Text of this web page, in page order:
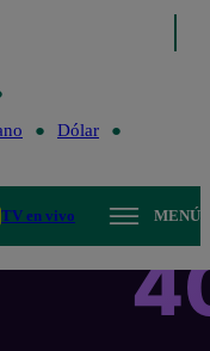
Dólar
TV en vivo MENÚ